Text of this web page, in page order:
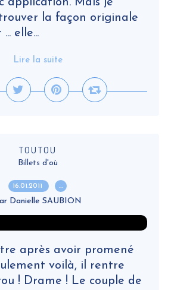
application. Mais je
la façon originale
elle...
Lire la suite
TOUTOU
Billets d'où
16.01.2011 …
Danielle SAUBION
après avoir promené
voilà, il rentre
! Drame ! Le couple de